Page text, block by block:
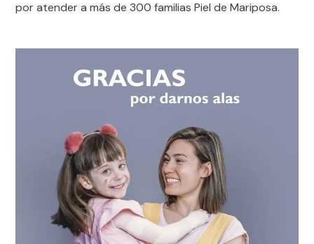
por atender a más de 300 familias Piel de Mariposa.